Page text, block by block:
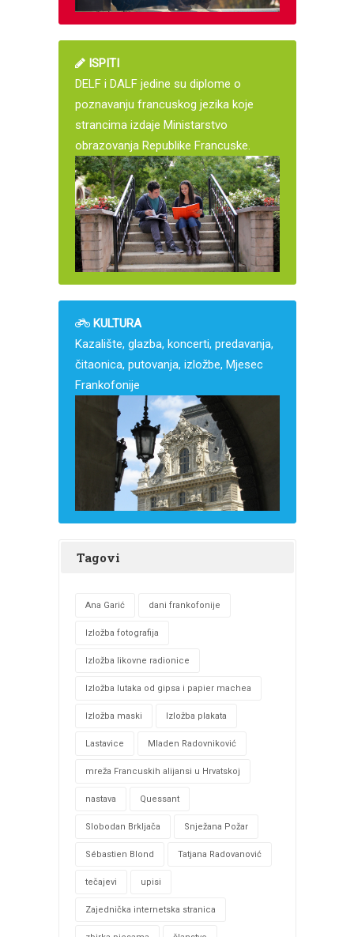
ISPITI
DELF i DALF jedine su diplome o
poznavanju francuskog jezika koje
strancima izdaje Ministarstvo
obrazovanja Republike Francuske.
KULTURA
Kazalište, glazba, koncerti, predavanja,
čitaonica, putovanja, izložbe, Mjesec
Frankofonije
Tagovi
Ana Garić dani frankofonije
Izložba fotografija
Izložba likovne radionice
Izložba lutaka od gipsa i papier machea
Izložba maski Izložba plakata
Lastavice Mladen Radovniković
mreža Francuskih alijansi u Hrvatskoj
nastava Quessant
Slobodan Brkljača Snježana Požar
Sébastien Blond Tatjana Radovanović
tečajevi upisi
Zajednička internetska stranica